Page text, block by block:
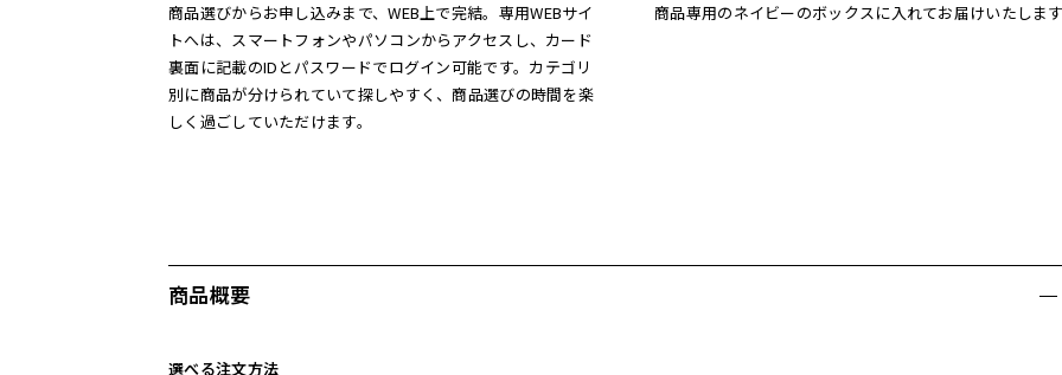
商品選びからお申し込みまで、WEB上で完結。専用WEBサイ
トへは、スマートフォンやパソコンからアクセスし、カード
裏面に記載のIDとパスワードでログイン可能です。カテゴリ
別に商品が分けられていて探しやすく、商品選びの時間を楽
しく過ごしていただけます。
商品専用のネイビーのボックスに入れてお届けいたしま
商品概要
選べる注文方法